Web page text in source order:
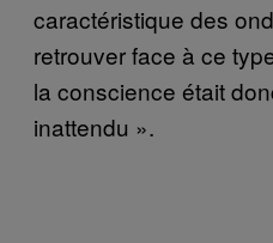
caractéristique des
retrouver face à ce
la conscience était
inattendu ».